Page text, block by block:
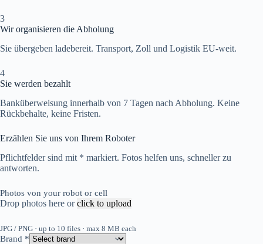
3
Wir organisieren die Abholung
Sie übergeben ladebereit. Transport, Zoll und Logistik EU-weit.
4
Sie werden bezahlt
Banküberweisung innerhalb von 7 Tagen nach Abholung. Keine
Rückbehalte, keine Fristen.
Erzählen Sie uns von Ihrem Roboter
Pflichtfelder sind mit * markiert. Fotos helfen uns, schneller zu
antworten.
Photos von your robot or cell
Drop photos here orclick to upload
JPG / PNG · up to 10 files · max 8 MB each
Brand *